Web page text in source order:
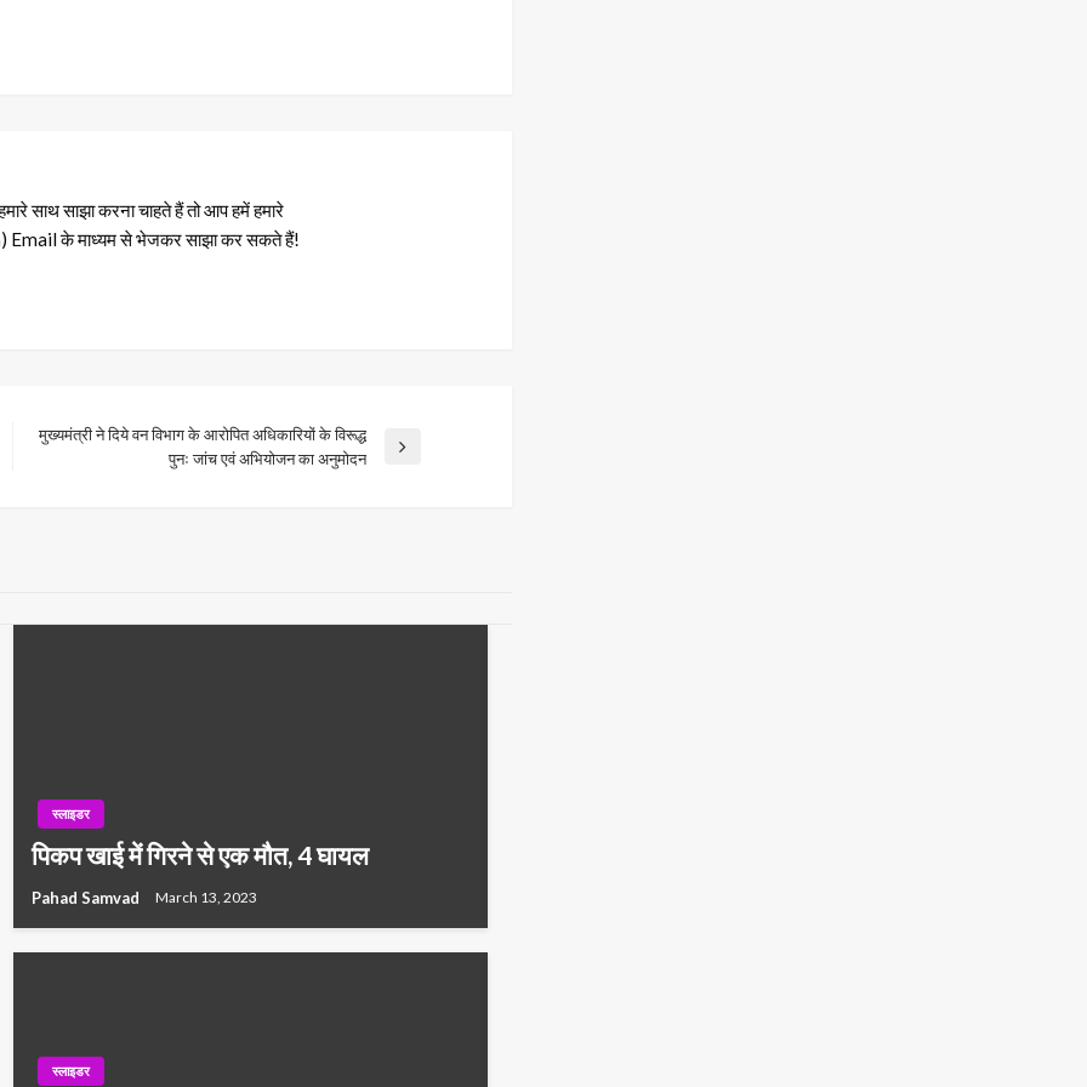
साथ साझा करना चाहते हैं तो आप हमें हमारे
के माध्यम से भेजकर साझा कर सकते हैं!
मुख्यमंत्री ने दिये वन विभाग के आरोपित अधिकारियों के विरूद्ध
पुनः जांच एवं अभियोजन का अनुमोदन
स्लाइडर
पिकप खाई में गिरने से एक मौत, 4 घायल
Pahad Samvad March 13, 2023
स्लाइडर